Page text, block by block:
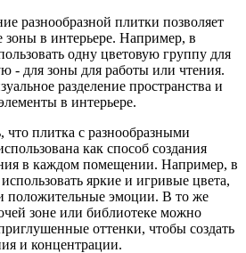
разнообразной плитки позволяет
зоны в интерьере. Например, в
одну цветовую группу для
- для зоны для работы или чтения.
разделение пространства и
в интерьере.
что плитка с разнообразными
как способ создания
в каждом помещении. Например, в
яркие и игривые цвета,
положительные эмоции. В то же
зоне или библиотеке можно
оттенки, чтобы создать
и концентрации.